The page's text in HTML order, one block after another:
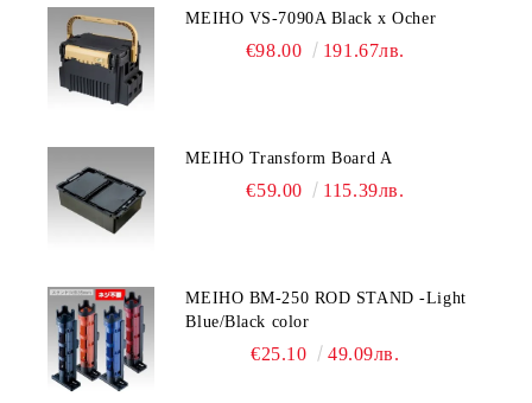
MEIHO VS-7090A Black x Ocher
€98.00 191.67лв.
MEIHO Transform Board A
€59.00 115.39лв.
MEIHO BM-250 ROD STAND -Light
Blue/Black color
€25.10 49.09лв.